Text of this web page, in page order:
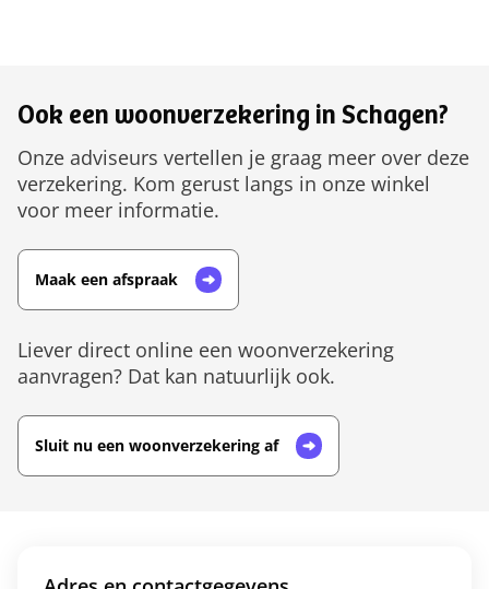
Ook een woonverzekering in Schagen?
Onze adviseurs vertellen je graag meer over deze
verzekering. Kom gerust langs in onze winkel
voor meer informatie.
Maak een afspraak
Liever direct online een woonverzekering
aanvragen? Dat kan natuurlijk ook.
Sluit nu een woonverzekering af